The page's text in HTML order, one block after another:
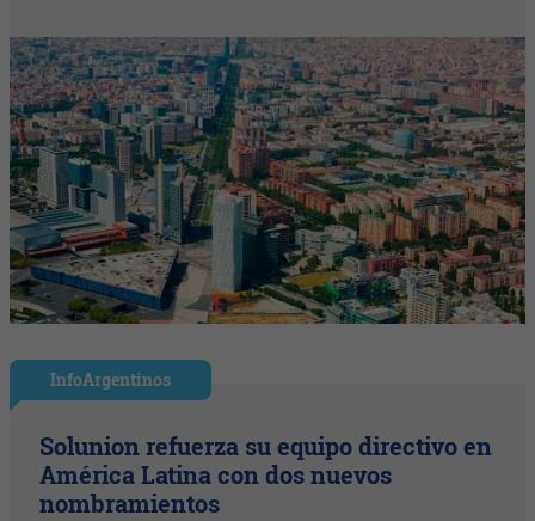
InfoArgentinos
Solunion refuerza su equipo directivo en
América Latina con dos nuevos
nombramientos